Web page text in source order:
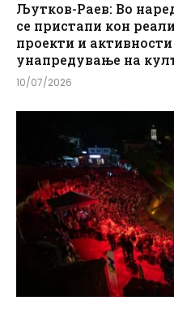
Љутков-Раев: Во
се пристапи кон
проекти и
унапредување на
10/07/2026